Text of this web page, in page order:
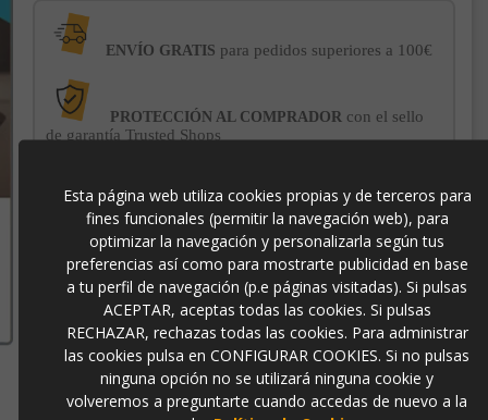
ENVÍO GRATIS para pedidos superiores a 100€
PROTECCIÓN AL COMPRADOR con el sello
de garantía Trusted Shops
-3% DE DESCUENTO EXTRApara pagos con
transferencia bancaria
6498
Esta página web utiliza cookies propias y de terceros para
fines funcionales (permitir la navegación web), para
optimizar la navegación y personalizarla según tus
preferencias así como para mostrarte publicidad en base
a tu perfil de navegación (p.e páginas visitadas). Si pulsas
ACEPTAR, aceptas todas las cookies. Si pulsas
RECHAZAR, rechazas todas las cookies. Para administrar
las cookies pulsa en CONFIGURAR COOKIES. Si no pulsas
ninguna opción no se utilizará ninguna cookie y
volveremos a preguntarte cuando accedas de nuevo a la